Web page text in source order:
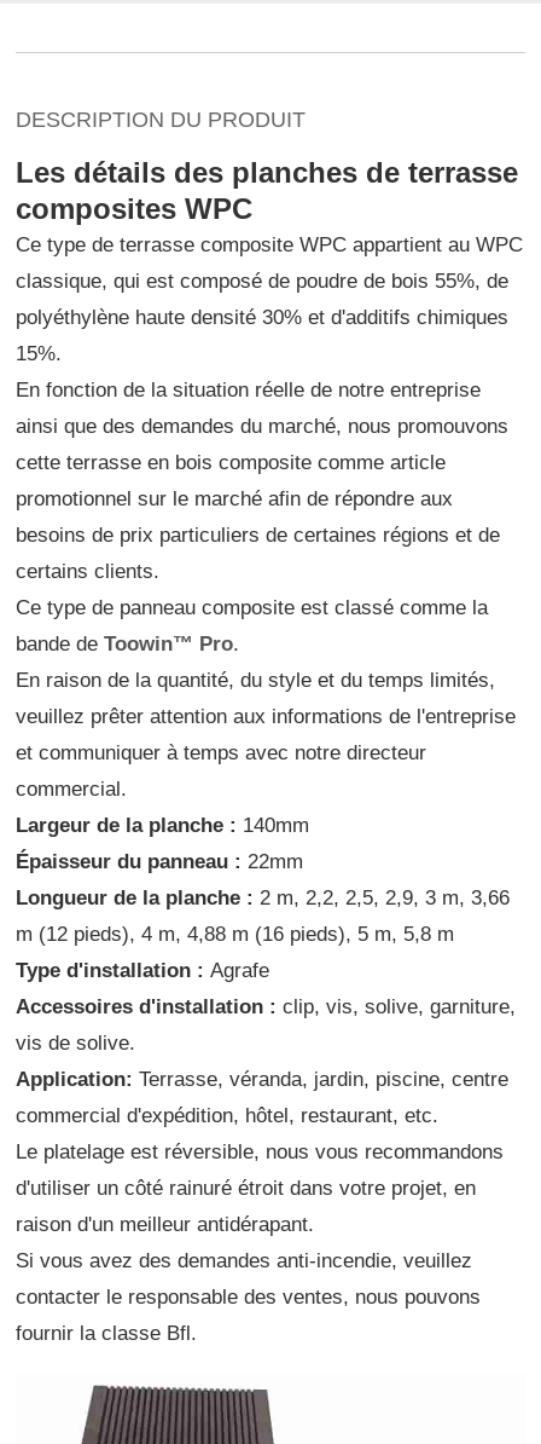
DESCRIPTION DU PRODUIT
Les détails des planches de terrasse
composites WPC
Ce type de terrasse composite WPC appartient au WPC
classique, qui est composé de poudre de bois 55%, de
polyéthylène haute densité 30% et d'additifs chimiques
15%.
En fonction de la situation réelle de notre entreprise
ainsi que des demandes du marché, nous promouvons
cette terrasse en bois composite comme article
promotionnel sur le marché afin de répondre aux
besoins de prix particuliers de certaines régions et de
certains clients.
Ce type de panneau composite est classé comme la
bande deToowin™ Pro.
En raison de la quantité, du style et du temps limités,
veuillez prêter attention aux informations de l'entreprise
et communiquer à temps avec notre directeur
commercial.
Largeur de la planche : 140mm
Épaisseur du panneau : 22mm
Longueur de la planche : 2 m, 2,2, 2,5, 2,9, 3 m, 3,66
m (12 pieds), 4 m, 4,88 m (16 pieds), 5 m, 5,8 m
Type d'installation : Agrafe
Accessoires d'installation : clip, vis, solive, garniture,
vis de solive.
Application:Terrasse, véranda, jardin, piscine, centre
commercial d'expédition, hôtel, restaurant, etc.
Le platelage est réversible, nous vous recommandons
d'utiliser un côté rainuré étroit dans votre projet, en
raison d'un meilleur antidérapant.
Si vous avez des demandes anti-incendie, veuillez
contacter le responsable des ventes, nous pouvons
fournir la classe Bfl.